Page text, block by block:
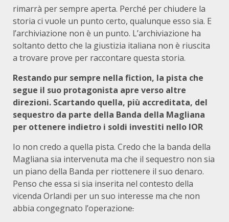
rimarrà per sempre aperta. Perché per chiudere la
storia ci vuole un punto certo, qualunque esso sia. E
l’archiviazione non è un punto. L’archiviazione ha
soltanto detto che la giustizia italiana non è riuscita
a trovare prove per raccontare questa storia.
Restando pur sempre nella fiction, la pista che
segue il suo protagonista apre verso altre
direzioni. Scartando quella, più accreditata, del
sequestro da parte della Banda della Magliana
per ottenere indietro i soldi investiti nello IOR
Io non credo a quella pista. Credo che la banda della
Magliana sia intervenuta ma che il sequestro non sia
un piano della Banda per riottenere il suo denaro.
Penso che essa si sia inserita nel contesto della
vicenda Orlandi per un suo interesse ma che non
abbia congegnato l’operazione.